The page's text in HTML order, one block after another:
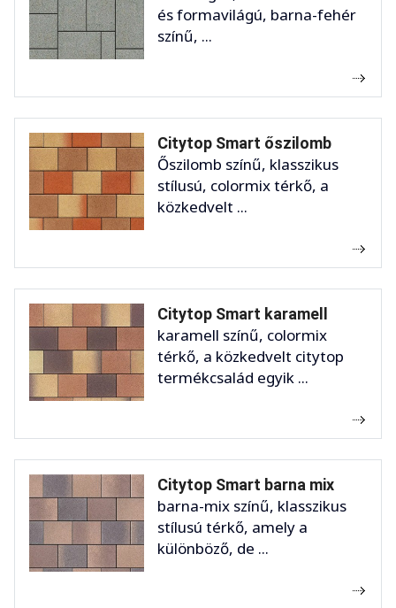
és formavilágú, barna-fehér
színű, ...
Citytop Smart őszilomb
Őszilomb színű, klasszikus
stílusú, colormix térkő, a
közkedvelt ...
Citytop Smart karamell
karamell színű, colormix
térkő, a közkedvelt citytop
termékcsalád egyik ...
Citytop Smart barna mix
barna-mix színű, klasszikus
stílusú térkő, amely a
különböző, de ...